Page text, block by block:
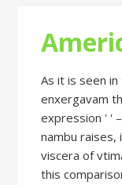
As it is seen
enxergavam
expression ' '
nambu raises,
viscera of
this